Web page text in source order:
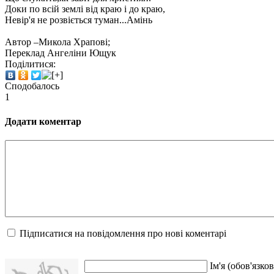
Доки по всій землі від краю і до краю,
Невір'я не розвіється туман...Амінь
Автор –Микола Храпові;
Переклад Ангеліни Ющук
Поділитися:
Сподобалось
1
Додати коментар
Підписатися на повідомлення про нові коментарі
Ім'я